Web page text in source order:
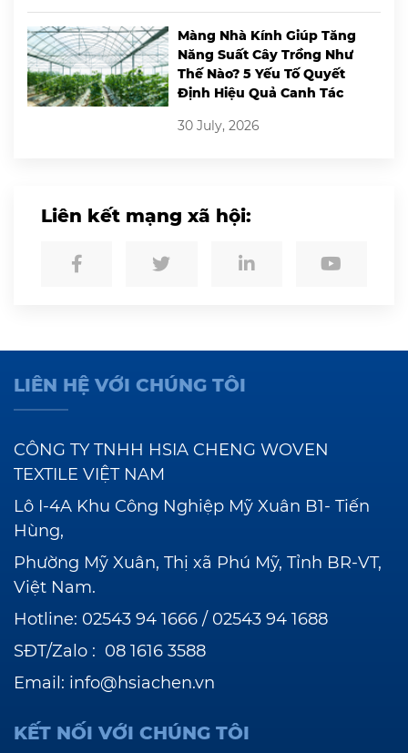
Màng Nhà Kính Giúp Tăng
Năng Suất Cây Trồng Như
Thế Nào? 5 Yếu Tố Quyết
Định Hiệu Quả Canh Tác
30 July, 2026
Liên kết mạng xã hội:
LIÊN HỆ VỚI CHÚNG TÔI
CÔNG TY TNHH HSIA CHENG WOVEN
TEXTILE VIỆT NAM
Lô I-4A Khu Công Nghiệp Mỹ Xuân B1- Tiến
Hùng,
Phường Mỹ Xuân, Thị xã Phú Mỹ, Tỉnh BR-VT,
Việt Nam.
Hotline: 02543 94 1666 / 02543 94 1688
SĐT/Zalo : 08 1616 3588
Email: info@hsiachen.vn
KẾT NỐI VỚI CHÚNG TÔI